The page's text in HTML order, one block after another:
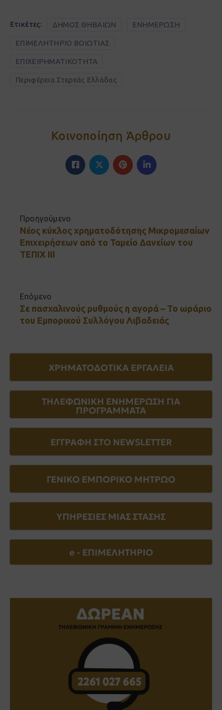
Ετικέτες: ΔΗΜΟΣ ΘΗΒΑΙΩΝ ΕΝΗΜΕΡΩΣΗ
ΕΠΙΜΕΛΗΤΗΡΙΟ ΒΟΙΩΤΙΑΣ
ΕΠΙΧΕΙΡΗΜΑΤΙΚΟΤΗΤΑ
Περιφέρεια Στερεάς Ελλάδας
Κοινοποίηση Άρθρου
Προηγούμενο
Νέος κύκλος χρηματοδότησης Μικρομεσαίων
Επιχειρήσεων από το Ταμείο Δανείων του
ΤΕΠΙΧ ΙΙΙ
Επόμενο
Σε πασχαλινούς ρυθμούς η αγορά – Το ωράριο
του Εμπορικού Συλλόγου Λιβαδειάς
ΧΡΗΜΑΤΟΔΟΤΙΚΑ ΕΡΓΑΛΕΙΑ
ΤΗΛΕΦΩΝΙΚΗ ΕΝΗΜΕΡΩΣΗ ΓΙΑ
ΠΡΟΓΡΑΜΜΑΤΑ
ΕΓΓΡΑΦΗ ΣΤΟ NEWSLETTER
ΓΕΝΙΚΟ ΕΜΠΟΡΙΚΟ ΜΗΤΡΩΟ
ΥΠΗΡΕΣΙΕΣ ΜΙΑΣ ΣΤΑΣΗΣ
e - EΠΙΜΕΛΗΤΗΡΙΟ